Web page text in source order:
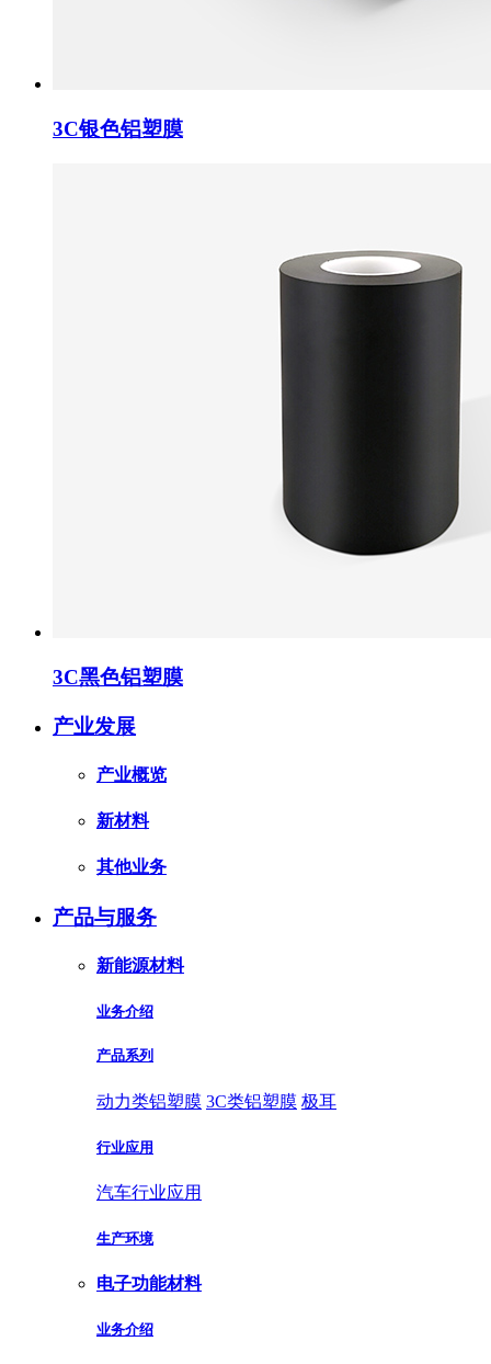
3C银色铝塑膜
3C黑色铝塑膜
产业发展
产业概览
新材料
其他业务
产品与服务
新能源材料
业务介绍
产品系列
动力类铝塑膜 3C类铝塑膜 极耳
行业应用
汽车行业应用
生产环境
电子功能材料
业务介绍